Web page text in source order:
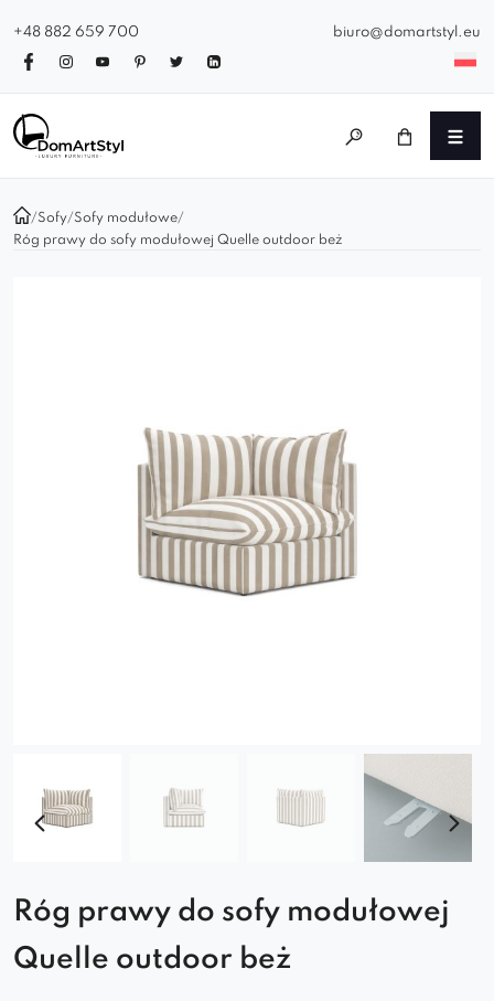
+48 882 659 700 biuro@domartstyl.eu
/Sofy/Sofy modułowe/
Róg prawy do sofy modułowej Quelle outdoor beż
Róg prawy do sofy modułowej
Quelle outdoor beż